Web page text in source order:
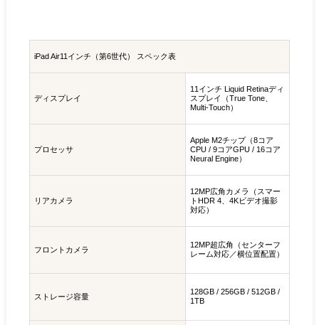
iPad Air11インチ（第6世代） スペック表
ディスプレイ
11インチ Liquid Retinaディ
スプレイ（True Tone、
Multi-Touch）
プロセッサ
Apple M2チップ（8コア
CPU / 9コアGPU / 16コア
Neural Engine）
リアカメラ
12MP広角カメラ（スマー
トHDR 4、4Kビデオ撮影
対応）
フロントカメラ
12MP超広角（センターフ
レーム対応／横位置配置）
ストレージ容量
128GB / 256GB / 512GB /
1TB